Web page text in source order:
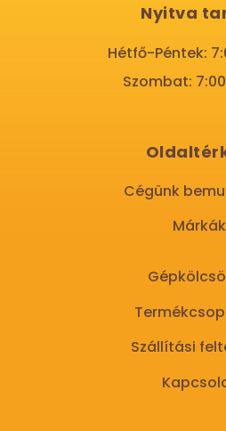
Nyitva
Hétfő-Péntek:
Szombat:
Cégünk
Márkák
Szállítási